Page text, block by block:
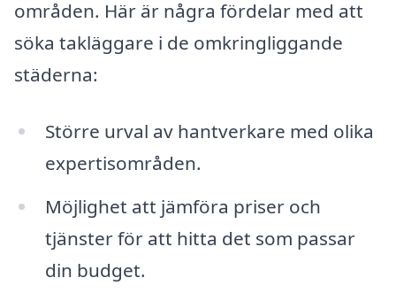
områden. Här är några fördelar med att
söka takläggare i de omkringliggande
städerna:
Större urval av hantverkare med olika
expertisområden.
Möjlighet att jämföra priser och
tjänster för att hitta det som passar
din budget.